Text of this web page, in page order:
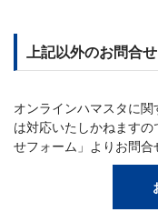
上記以外のお問合せ
オンラインハマスタに
は対応いたしかねます
せフォーム」よりお問合